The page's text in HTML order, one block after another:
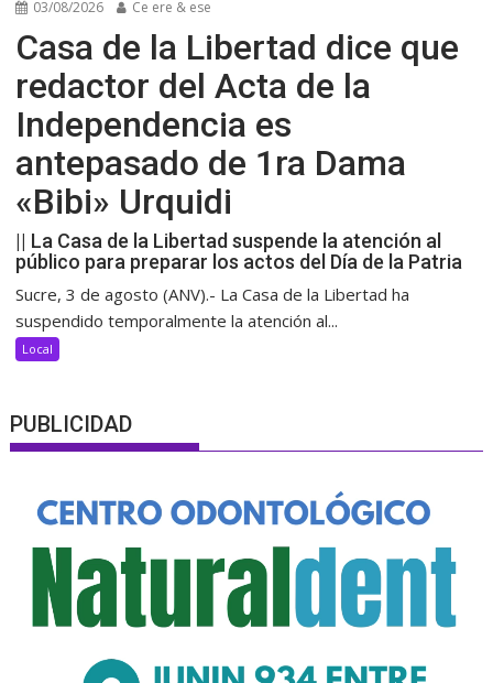
03/08/2026 Ce ere & ese
Casa de la Libertad dice que
redactor del Acta de la
Independencia es
antepasado de 1ra Dama
«Bibi» Urquidi
|| La Casa de la Libertad suspende la atención al
público para preparar los actos del Día de la Patria
Sucre, 3 de agosto (ANV).- La Casa de la Libertad ha
suspendido temporalmente la atención al...
Local
PUBLICIDAD